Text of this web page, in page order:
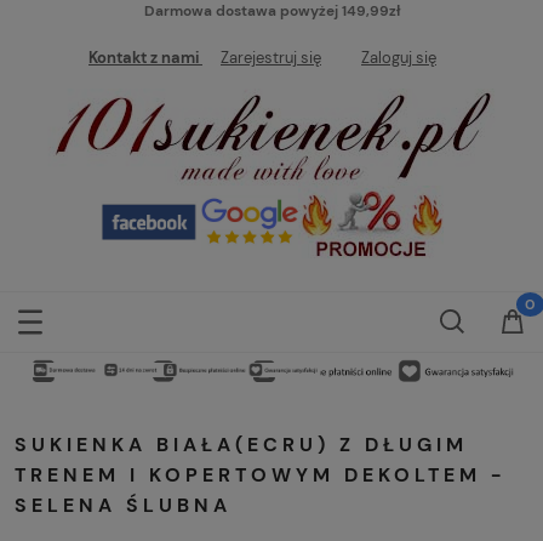
Darmowa dostawa powyżej 149,99zł
Kontakt z nami Zarejestruj się Zaloguj się
SUKIENKA BIAŁA(ECRU) Z DŁUGIM
TRENEM I KOPERTOWYM DEKOLTEM -
SELENA ŚLUBNA